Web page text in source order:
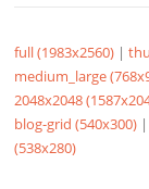
full (1983x2560) |
medium_large
2048x2048
blog-grid (540x300)
(538x280)